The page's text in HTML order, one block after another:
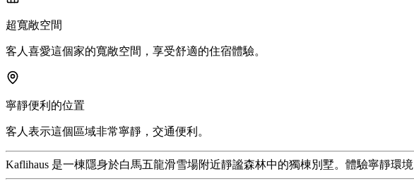
超寬敞空間
客人喜愛這個家的寬敞空間，享受舒適的住宿體驗。
寧靜便利的位置
客人表示這個區域非常寧靜，交通便利。
Kaflihaus 是一棟隱身於白馬五龍滑雪場附近靜謐森林中的獨棟別墅。體驗寧靜環